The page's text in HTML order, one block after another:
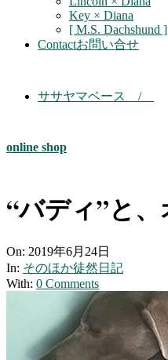
Key × Diana
[ M.S. Dachshund
Contactお問い合せ
ササヤマベース /
online shop
“バディ”と
On: 2019年6月24日
In: そのほか徒然日記
With: 0 Comments